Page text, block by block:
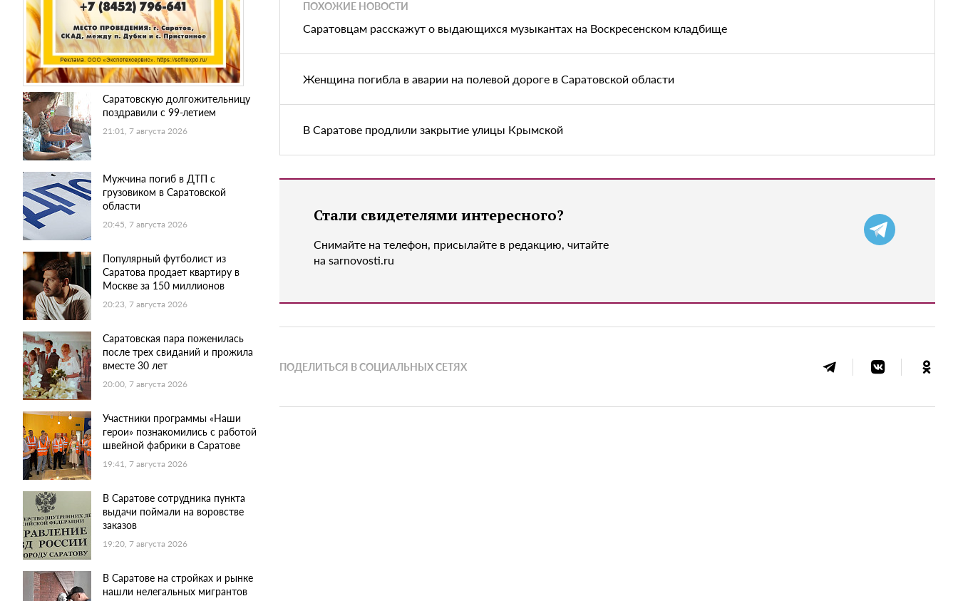
Саратовскую долгожительницу
поздравили с 99-летием
21:01, 7 августа 2026
Мужчина погиб в ДТП с
грузовиком в Саратовской
области
20:45, 7 августа 2026
Популярный футболист из
Саратова продает квартиру в
Москве за 150 миллионов
20:23, 7 августа 2026
Саратовская пара поженилась
после трех свиданий и прожила
вместе 30 лет
20:00, 7 августа 2026
Участники программы «Наши
герои» познакомились с работой
швейной фабрики в Саратове
19:41, 7 августа 2026
В Саратове сотрудника пункта
выдачи поймали на воровстве
заказов
19:20, 7 августа 2026
В Саратове на стройках и рынке
нашли нелегальных мигрантов
ПОХОЖИЕ НОВОСТИ
Саратовцам расскажут о выдающихся музыкантах на Воскресенском кладбище
Женщина погибла в аварии на полевой дороге в Саратовской области
В Саратове продлили закрытие улицы Крымской
Стали свидетелями интересного?
Снимайте на телефон, присылайте в редакцию, читайте
на sarnovosti.ru
ПОДЕЛИТЬСЯ В СОЦИАЛЬНЫХ СЕТЯХ